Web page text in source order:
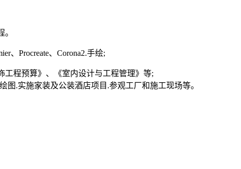
、Procreate、Corona2.手绘;
工程预算》、《室内设计与工程管理》等;
.实施家装及公装酒店项目.参观工厂和施工现场等。